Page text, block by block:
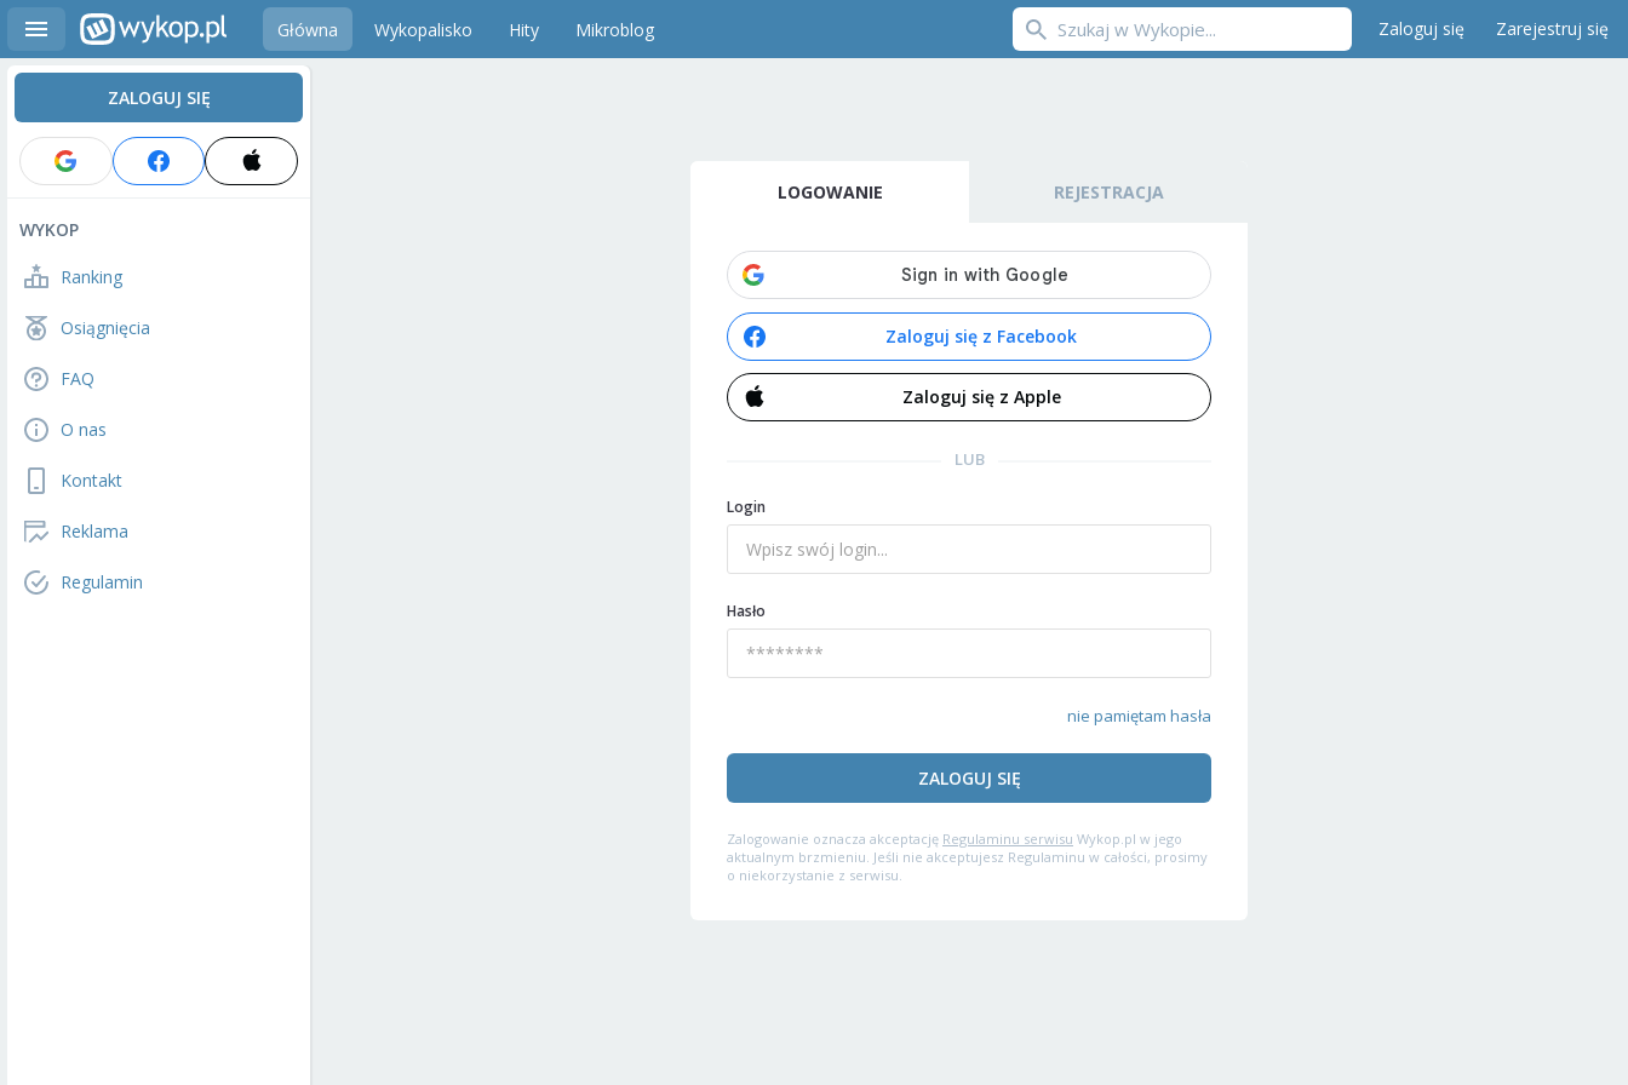
Główna Wykopalisko Hity Mikroblog Zaloguj się Zarejestruj się
ZALOGUJ SIĘ
WYKOP
Ranking
Osiągnięcia
FAQ
O nas
Kontakt
Reklama
Regulamin
LOGOWANIE REJESTRACJA
Zaloguj się z Facebook
Zaloguj się z Apple
LUB
Login
Hasło
nie pamiętam hasła
ZALOGUJ SIĘ
Zalogowanie oznacza akceptację Regulaminu serwisu Wykop.pl w jego
aktualnym brzmieniu. Jeśli nie akceptujesz Regulaminu w całości, prosimy
o niekorzystanie z serwisu.